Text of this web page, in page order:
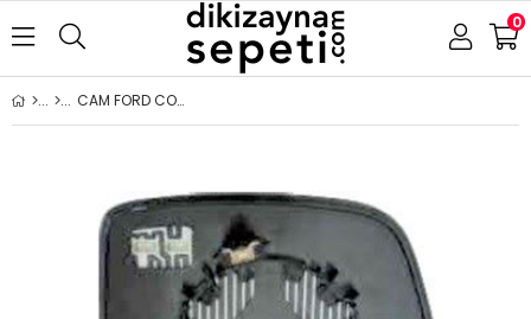
0
CAM FORD CONNECT 2014- ISITMALI SOL